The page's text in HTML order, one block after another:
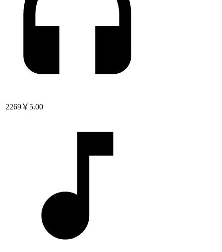
2269￥5.00